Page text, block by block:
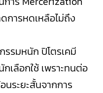
การหดเหลือไม่ถึง
รรมหนัก ปิโตรเคมี
เลือกใช้ เพราะทนต่อ
นระยะสั้นจากการ